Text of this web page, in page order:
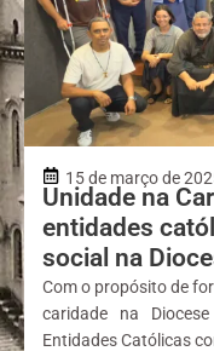
15 de março de
Unidade na
entidades
social na
Com o propósito de
caridade na
Entidades Católicas